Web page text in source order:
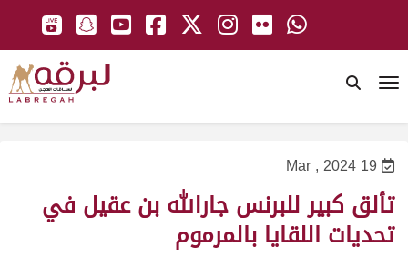
19 Mar , 2024
تألق كبير للبرنس جارالله بن عقيل في
تحديات اللقايا بالمرموم